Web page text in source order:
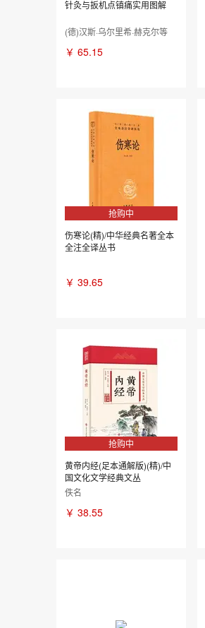
针灸与扳机点镇痛实用图解
(德)汉斯·乌尔里希·赫克尔等
￥ 65.15
抢购中
伤寒论(精)/中华经典名著全本
全注全译丛书
￥ 39.65
抢购中
黄帝内经(足本通解版)(精)/中
国文化文学经典文丛
佚名
￥ 38.55